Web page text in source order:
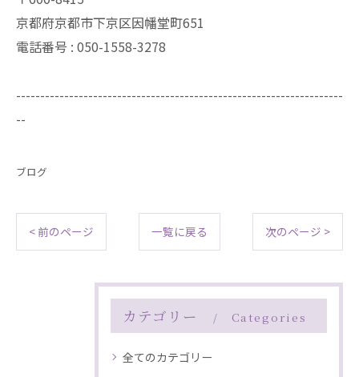
京都府京都市下京区因幡堂町651
電話番号 : 050-1558-3278
--------------------------------------------------------------------
--
ブログ
< 前のページ 一覧に戻る 次のページ >
カテゴリー Categories
全てのカテゴリー